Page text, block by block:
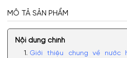
MÔ TẢ SẢN PHẨM
Nội dung chính
Giới thiệu chung về nước